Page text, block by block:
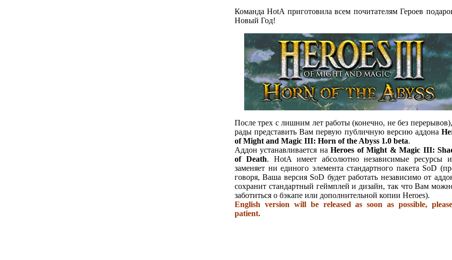
Команда HotA приготовила всем почитателям Героев
Новый Год!
После трех с лишним лет работы (конечно, не без
рады представить Вам первую публичную версию аддона
of Might and Magic III: Horn of the Abyss 1.0 beta.
Аддон устанавливается наHeroes of Might & Magic III:
of Death. HotA имеет абсолютно независимые ресурсы
заменяет ни единого элемента стандартного пакета SoD
говоря, Ваша версия SoD будет работать независимо от
сохранит стандартный геймплей и дизайн, так что Вам
заботиться о бэкапе или дополнительной копии Heroes).
English version will be released as soon as possible,
patient.